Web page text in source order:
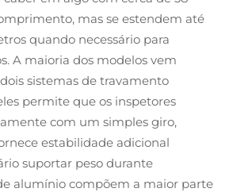
mas se estendem até
quando necessário para
A maioria dos modelos vem
sistemas de travamento
permite que os inspetores
com um simples giro,
estabilidade adicional
suportar peso durante
alumínio compõem a maior parte